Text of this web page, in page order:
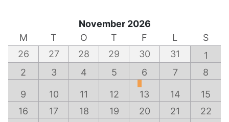
November 2026
M
T O T F L
S
26
27 28 29 30 31
1
2
3 4 5 6 7 8
9 10 11 12 13 14
15
16
17 18 19 20 21
22